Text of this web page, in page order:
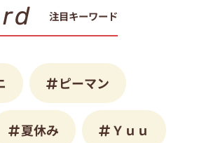
注目キーワード
ピーマン
夏休み Ｙｕｕ